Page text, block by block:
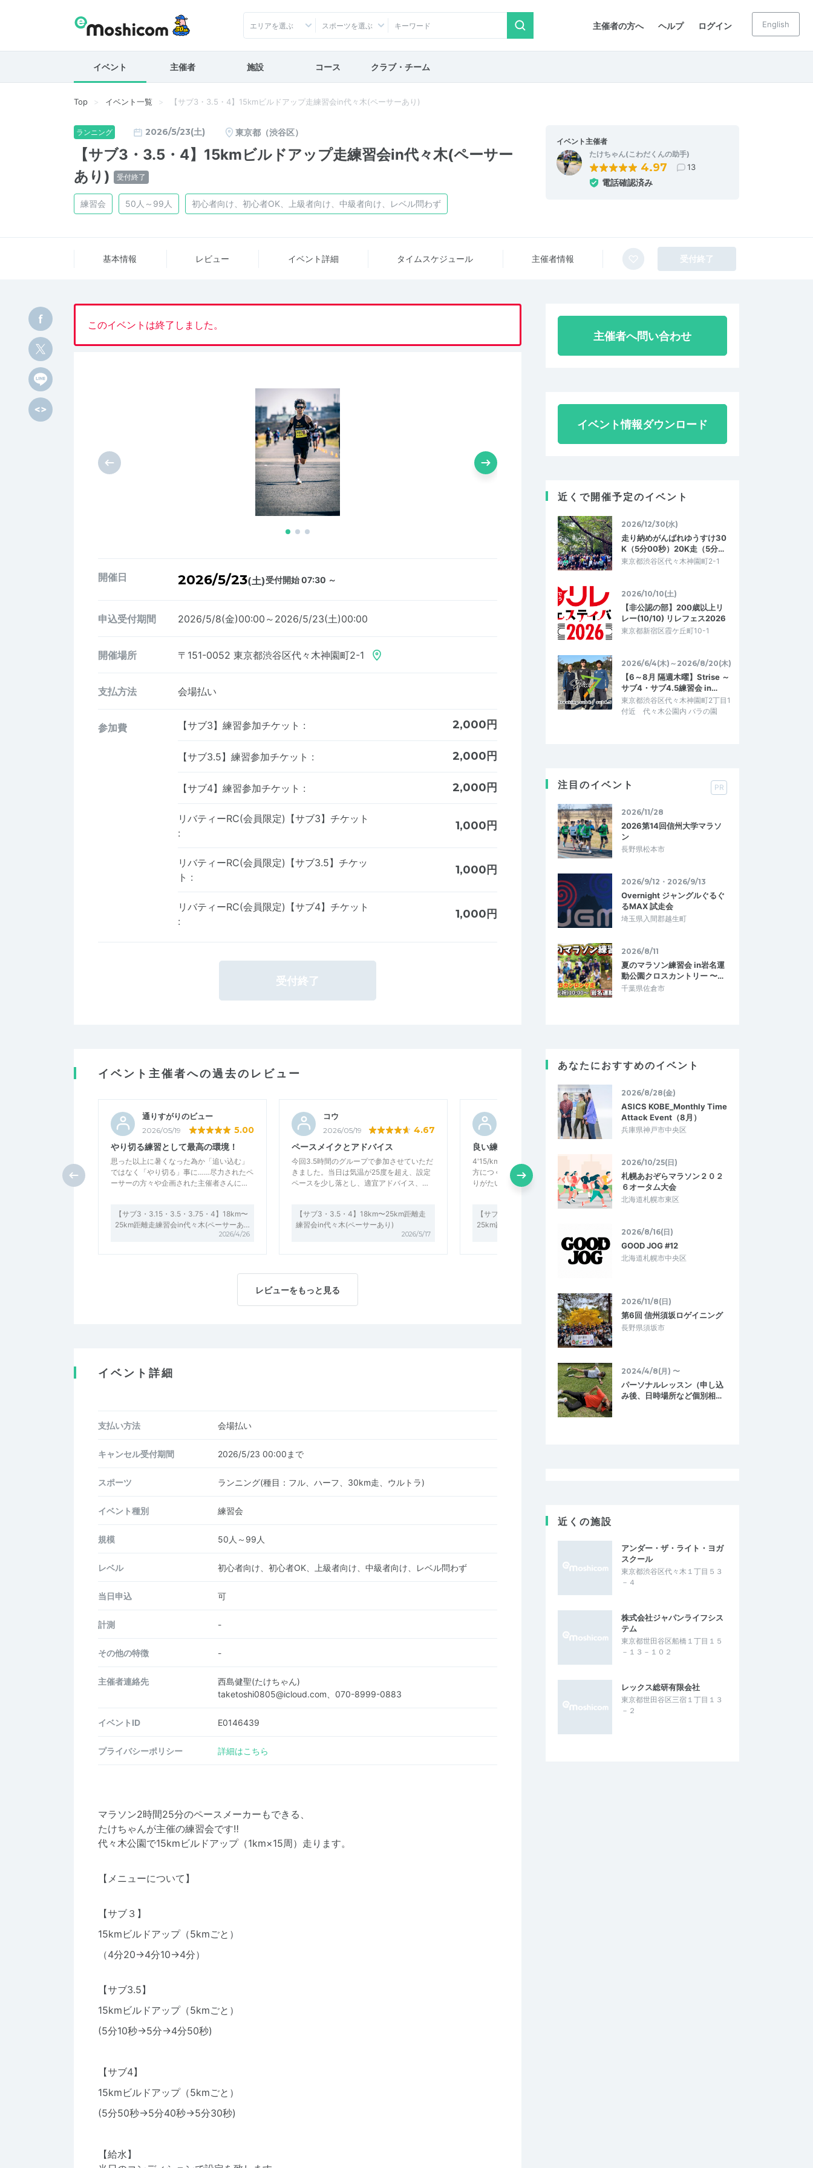
主催者の方へ ヘルプ ログイン
エリアを選ぶ スポーツを選ぶ English
イベント 主催者 施設 コース クラブ・チーム
Top イベント一覧 【サブ3・3.5・4】15kmビルドアップ走練習会in代々木(ペーサーあり)
ランニング 2026/5/23(土) 東京都（渋谷区）
【サブ3・3.5・4】15kmビルドアップ走練習会in代々木(ペーサー
あり)
受付終了
練習会 50人～99人 初心者向け、初心者OK、上級者向け、中級者向け、レベル問わず
イベント主催者
たけちゃん(こわだくんの助手)
4.97 13
電話確認済み
基本情報 レビュー イベント詳細 タイム スケジュール 主催者情報 受付終了
このイベントは終了しました。
開催日 2026/5/23(土)受付開始 07:30 ～
申込受付期間 2026/5/8(金)00:00～2026/5/23(土)00:00
開催場所 〒151-0052 東京都渋谷区代々木神園町2-1
支払方法 会場払い
参加費 【サブ3】練習参加チケット : 2,000円
【サブ3.5】練習参加チケット : 2,000円
【サブ4】練習参加チケット : 2,000円
リバティーRC(会員限定)【サブ3】チケット
:
1,000円
リバティーRC(会員限定)【サブ3.5】チケッ
ト :
1,000円
リバティーRC(会員限定)【サブ4】チケット
:
1,000円
受付終了
イベント主催者への過去のレビュー
通りすがりのビュー
2026/05/19 5.00
やり切る練習として最高の環境！
思った以上に暑くなった為か「追い込む」
ではなく「やり切る」事に……尽力されたペ
ーサーの方々や企画された主催者さんに…
【サブ3・3.15・3.5・3.75・4】18km〜
25km距離走練習会in代々木(ペーサーあ…
2026/4/26
コウ
2026/05/19 4.67
ペースメイクとアドバイス
今回3.5時間のグループで参加させていただ
きました。当日は気温が25度を超え、設定
ペースを少し落とし、適宜アドバイス、…
【サブ3・3.5・4】18km〜25km距離走
練習会in代々木(ペーサーあり)
2026/5/17
5.00
良い練習になりました
4'15/km*25km ぺーサーたけちゃんの後
方につくのはとても走り易かったです。あ
りがたいことに集団一人一人や歩行者に…
【サブ3・3.15・3.5・3.75・4】18km〜
25km距離走練習会in代々木(ペーサーあ…
kkomatsu
2026/04/29
本練習距前の動き作りが有難い。自分の身
体の状態を確認し、必要な筋肉、関節の動
きを意識してから本番練習に入れるので…
レビューをもっと見る
イベント詳細
支払い方法 会場払い
キャンセル受付期間 2026/5/23 00:00まで
スポーツ ランニング(種目：フル、ハーフ、30km走、ウルトラ)
イベント種別 練習会
規模 50人～99人
レベル 初心者向け、初心者OK、上級者向け、中級者向け、レベル問わず
当日申込 可
計測 -
その他の特徴 -
主催者連絡先
西島健聖(たけちゃん)
taketoshi0805@icloud.com、070-8999-0883
イベントID E0146439
プライバシーポリシー 詳細はこちら
マラソン2時間25分のペースメーカーもできる、
たけちゃんが主催の練習会です‼️
代々木公園で15kmビルドアップ（1km×15周）走ります。
【メニューについて】
【サブ３】
15kmビルドアップ（5kmごと）
（4分20→4分10→4分）
【サブ3.5】
15kmビルドアップ（5kmごと）
(5分10秒→5分→4分50秒)
【サブ4】
15kmビルドアップ（5kmごと）
(5分50秒→5分40秒→5分30秒)
【給水】
主催者へ問い合わせ
イベント情報ダウンロード
近くで開催予定のイベント
2026/12/30(水)
走り納めがんばれゆうすけ30
K（5分00秒）20K走（5分…
東京都渋谷区代々木神園町2-1
2026/10/10(土)
【非公認の部】200歳以上リ
レー(10/10) リレフェス2026
東京都新宿区霞ケ丘町10-1
2026/6/4(木)～2026/8/20(木)
【6～8月 隔週木曜】Strise ～
サブ4・サブ4.5練習会 in…
東京都渋谷区代々木神園町2丁目1
付近 代々木公園内 バラの園
注目のイベント PR
2026/11/28
2026第14回信州大学マラソ
ン
長野県松本市
2026/9/12・2026/9/13
Overnight ジャングルぐるぐ
るMAX 試走会
埼玉県入間郡越生町
2026/8/11
夏のマラソン練習会 in岩名運
動公園クロスカントリー 〜…
千葉県佐倉市
あなたにおすすめのイベント
2026/8/28(金)
ASICS KOBE_Monthly Time
Attack Event（8月）
兵庫県神戸市中央区
2026/10/25(日)
札幌あおぞらマラソン２０２
６オータム大会
北海道札幌市東区
2026/8/16(日)
GOOD JOG #12
北海道札幌市中央区
2026/11/8(日)
第6回 信州須坂ロゲイニング
長野県須坂市
2024/4/8(月) 〜
パーソナルレッスン（申し込
み後、日時場所など個別相…
近くの施設
アンダー・ザ・ライト・ヨガ
スクール
東京都渋谷区代々木１丁目５３
－４
株式会社ジャパンライフシス
テム
東京都世田谷区船橋１丁目１５
－１３－１０２
レックス総研有限会社
東京都世田谷区三宿１丁目１３
－２